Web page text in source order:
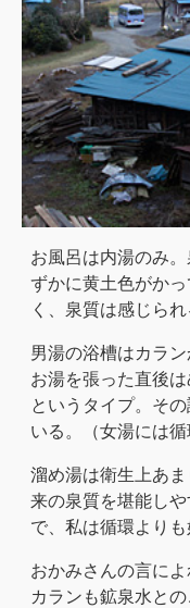
お風呂は内湯のみ
ずかに黄土色がか
く、泉質は感じられ
男湯の浴槽はカラ
お湯を張った直後
というタイプ。そ
いる。（女湯には循
溜め湯は衛生上あ
来の泉質を堪能し
で、私は循環よりも
おかみさんの言に
カランも鉱泉水との